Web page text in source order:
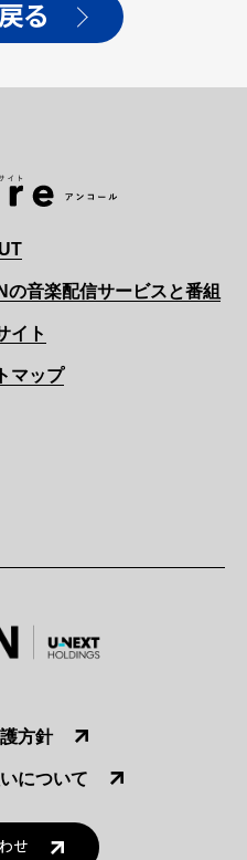
る
の音楽配信サービスと番組
イト
マップ
方針
について
せ